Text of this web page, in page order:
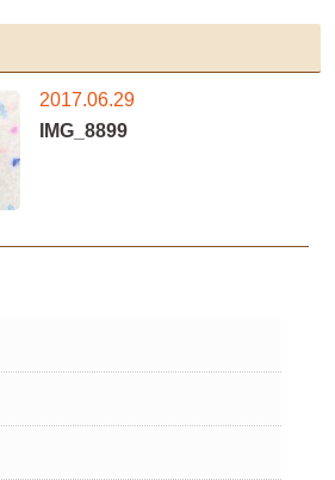
2017.06.29
IMG_8899